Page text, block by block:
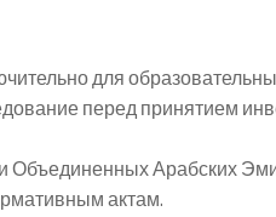
для
перед принятием
Арабских
актам.